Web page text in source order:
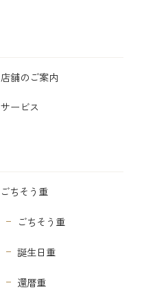
店舗のご案内
サービス
ごちそう重
ごちそう重
誕生日重
還暦重